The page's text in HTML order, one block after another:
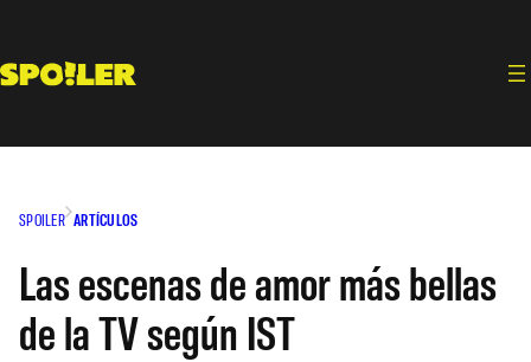
contenido
SPOILER ARTÍCULOS
Las escenas de amor más bellas
de la TV según IST